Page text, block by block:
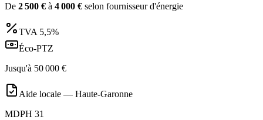
De 2 500 € à 4 000 € selon fournisseur d'énergie
TVA 5,5%
Éco-PTZ
Jusqu'à 50 000 €
Aide locale — Haute-Garonne
MDPH 31